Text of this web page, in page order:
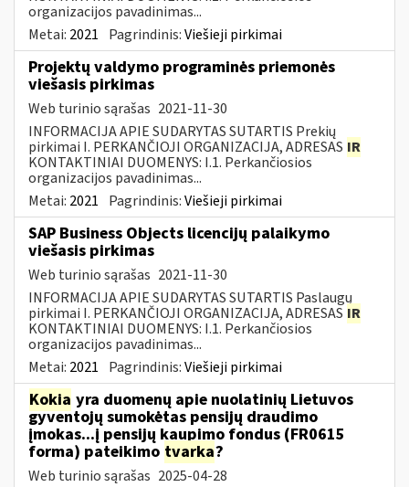
organizacijos pavadinimas...
Metai: 2021 Pagrindinis:Viešieji pirkimai
Projektų valdymo programinės priemonės
viešasis pirkimas
Web turinio sąrašas 2021-11-30
INFORMACIJA APIE SUDARYTAS SUTARTIS Prekių
pirkimai I. PERKANČIOJI ORGANIZACIJA, ADRESAS IR
KONTAKTINIAI DUOMENYS: I.1. Perkančiosios
organizacijos pavadinimas...
Metai: 2021 Pagrindinis:Viešieji pirkimai
SAP Business Objects licencijų palaikymo
viešasis pirkimas
Web turinio sąrašas 2021-11-30
INFORMACIJA APIE SUDARYTAS SUTARTIS Paslaugų
pirkimai I. PERKANČIOJI ORGANIZACIJA, ADRESAS IR
KONTAKTINIAI DUOMENYS: I.1. Perkančiosios
organizacijos pavadinimas...
Metai: 2021 Pagrindinis:Viešieji pirkimai
Kokia yra duomenų apie nuolatinių Lietuvos
gyventojų sumokėtas pensijų draudimo
įmokas...į pensijų kaupimo fondus (FR0615
forma) pateikimo tvarka?
Web turinio sąrašas 2025-04-28